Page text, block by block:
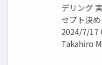
デリング
セプト決
2024/7/
Takahiro